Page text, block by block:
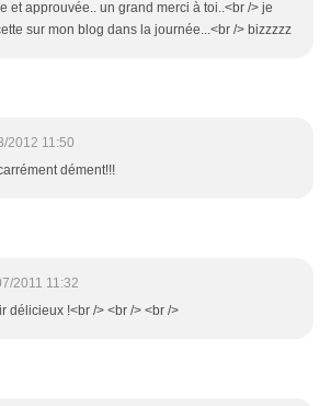
et approuvée.. un grand merci à toi..<br /> je
sur mon blog dans la journée...<br /> bizzzzz
2012 11:50
dément!!!
2011 11:32
délicieux !<br /> <br /> <br />